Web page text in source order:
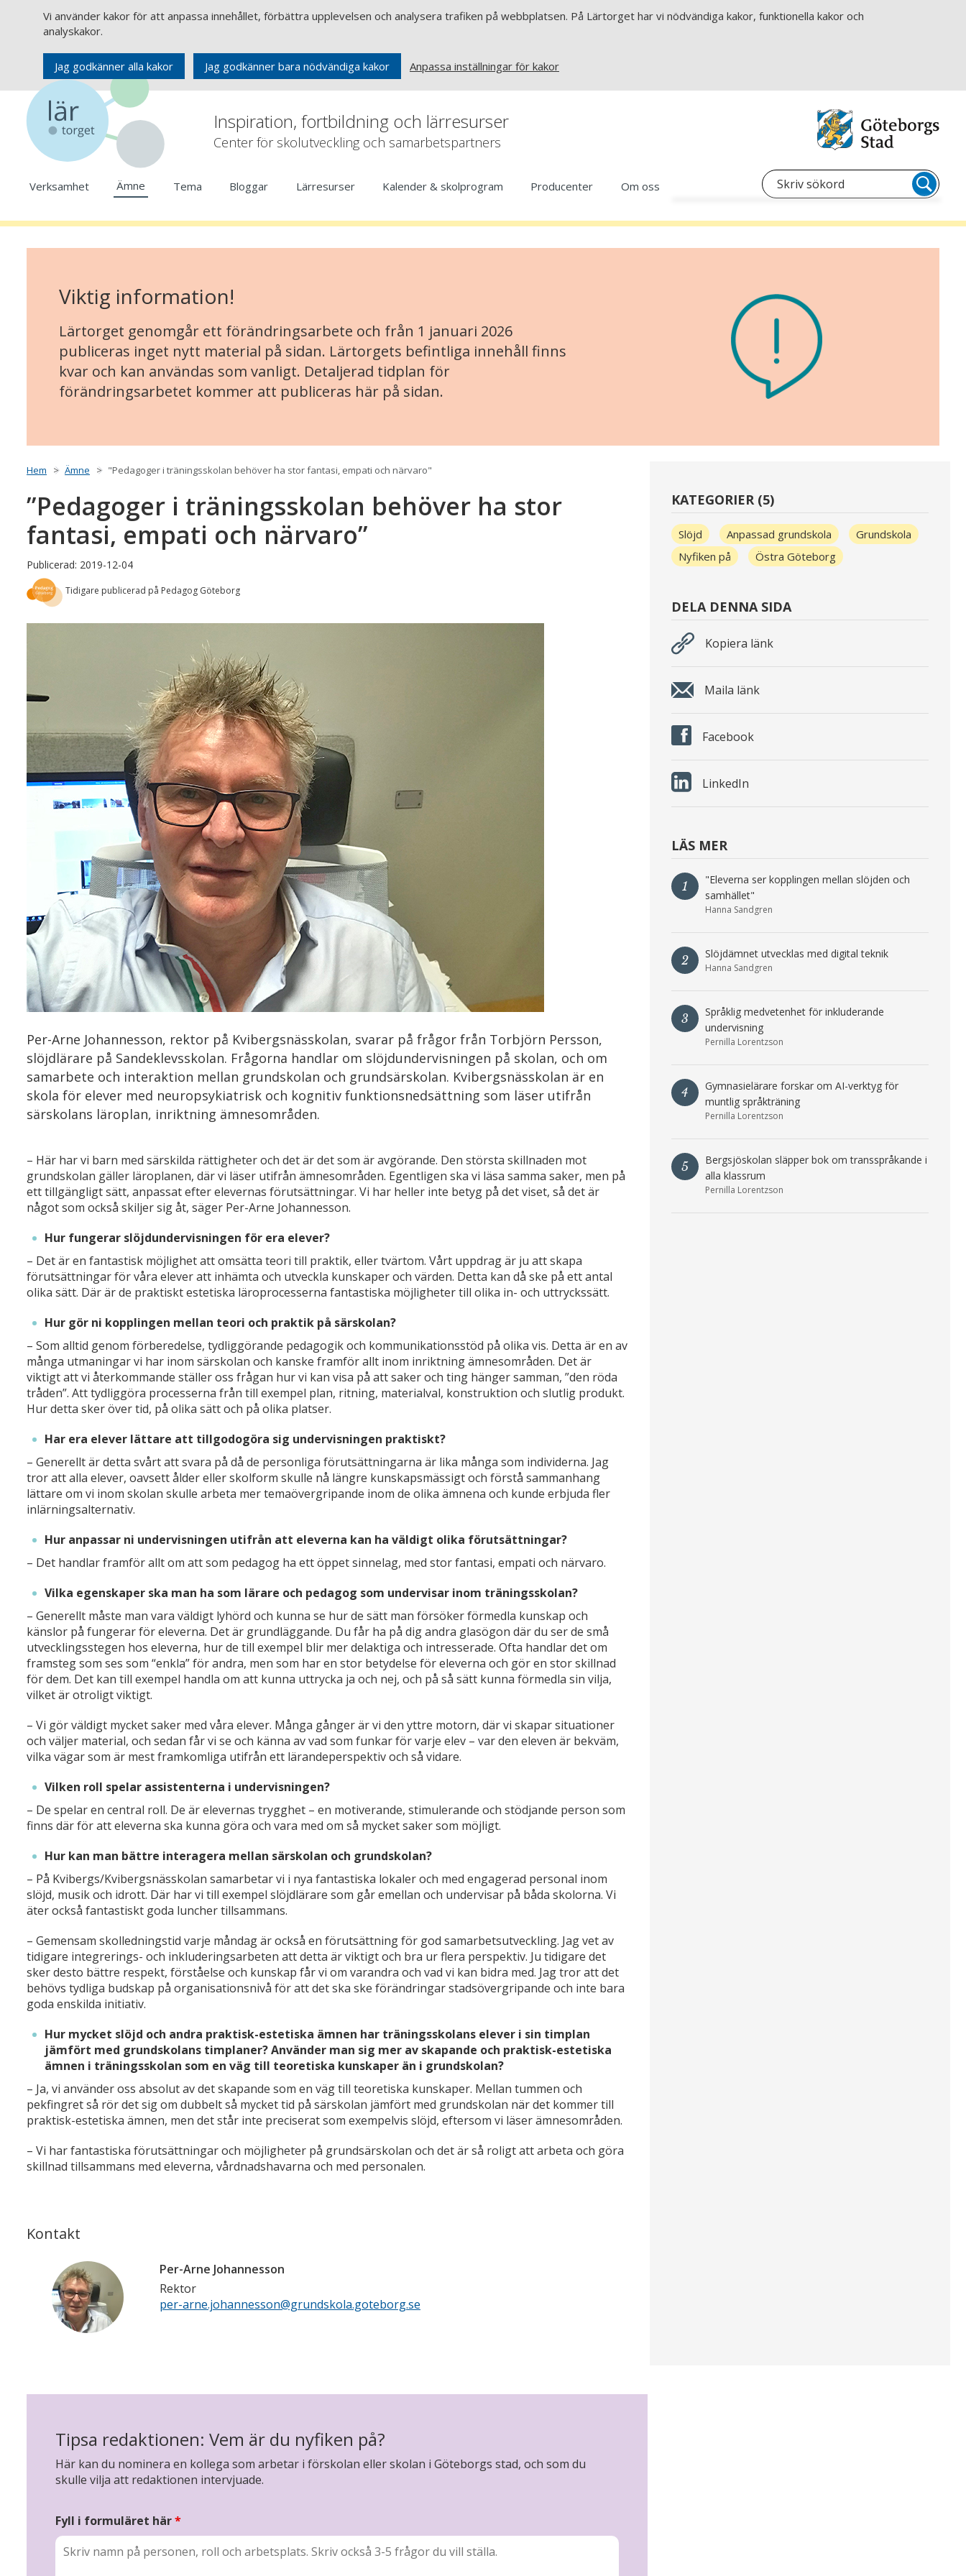
Vi använder kakor för att anpassa innehållet, förbättra upplevelsen och analysera trafiken på webbplatsen. På Lärtorget har vi nödvändiga kakor, funktionella kakor och
analyskakor.
Jag godkänner alla kakor Jag godkänner bara nödvändiga kakor Anpassa inställningar för kakor
Inspiration, fortbildning och lärresurser
Center för skolutveckling och samarbetspartners
Verksamhet Ämne Tema Bloggar Lärresurser Kalender & skolprogram Producenter Om oss
Viktig information!
Lärtorget genomgår ett förändringsarbete och från 1 januari 2026
publiceras inget nytt material på sidan. Lärtorgets befintliga innehåll finns
kvar och kan användas som vanligt. Detaljerad tidplan för
förändringsarbetet kommer att publiceras här på sidan.
Hem Ämne "Pedagoger i träningsskolan behöver ha stor fantasi, empati och närvaro"
”Pedagoger i träningsskolan behöver ha stor
fantasi, empati och närvaro”
Publicerad: 2019-12-04
Tidigare publicerad på Pedagog Göteborg
Per-Arne Johannesson, rektor på Kvibergsnässkolan, svarar på frågor från Torbjörn Persson,
slöjdlärare på Sandeklevsskolan. Frågorna handlar om slöjdundervisningen på skolan, och om
samarbete och interaktion mellan grundskolan och grundsärskolan. Kvibergsnässkolan är en
skola för elever med neuropsykiatrisk och kognitiv funktionsnedsättning som läser utifrån
särskolans läroplan, inriktning ämnesområden.
– Här har vi barn med särskilda rättigheter och det är det som är avgörande. Den största skillnaden mot
grundskolan gäller läroplanen, där vi läser utifrån ämnesområden. Egentligen ska vi läsa samma saker, men på
ett tillgängligt sätt, anpassat efter elevernas förutsättningar. Vi har heller inte betyg på det viset, så det är
något som också skiljer sig åt, säger Per-Arne Johannesson.
Hur fungerar slöjdundervisningen för era elever?
– Det är en fantastisk möjlighet att omsätta teori till praktik, eller tvärtom. Vårt uppdrag är ju att skapa
förutsättningar för våra elever att inhämta och utveckla kunskaper och värden. Detta kan då ske på ett antal
olika sätt. Där är de praktiskt estetiska läroprocesserna fantastiska möjligheter till olika in- och uttryckssätt.
Hur gör ni kopplingen mellan teori och praktik på särskolan?
– Som alltid genom förberedelse, tydliggörande pedagogik och kommunikationsstöd på olika vis. Detta är en av
många utmaningar vi har inom särskolan och kanske framför allt inom inriktning ämnesområden. Det är
viktigt att vi återkommande ställer oss frågan hur vi kan visa på att saker och ting hänger samman, ”den röda
tråden”. Att tydliggöra processerna från till exempel plan, ritning, materialval, konstruktion och slutlig produkt.
Hur detta sker över tid, på olika sätt och på olika platser.
Har era elever lättare att tillgodogöra sig undervisningen praktiskt?
– Generellt är detta svårt att svara på då de personliga förutsättningarna är lika många som individerna. Jag
tror att alla elever, oavsett ålder eller skolform skulle nå längre kunskapsmässigt och förstå sammanhang
lättare om vi inom skolan skulle arbeta mer temaövergripande inom de olika ämnena och kunde erbjuda fler
inlärningsalternativ.
Hur anpassar ni undervisningen utifrån att eleverna kan ha väldigt olika förutsättningar?
– Det handlar framför allt om att som pedagog ha ett öppet sinnelag, med stor fantasi, empati och närvaro.
Vilka egenskaper ska man ha som lärare och pedagog som undervisar inom träningsskolan?
– Generellt måste man vara väldigt lyhörd och kunna se hur de sätt man försöker förmedla kunskap och
känslor på fungerar för eleverna. Det är grundläggande. Du får ha på dig andra glasögon där du ser de små
utvecklingsstegen hos eleverna, hur de till exempel blir mer delaktiga och intresserade. Ofta handlar det om
framsteg som ses som “enkla” för andra, men som har en stor betydelse för eleverna och gör en stor skillnad
för dem. Det kan till exempel handla om att kunna uttrycka ja och nej, och på så sätt kunna förmedla sin vilja,
vilket är otroligt viktigt.
– Vi gör väldigt mycket saker med våra elever. Många gånger är vi den yttre motorn, där vi skapar situationer
och väljer material, och sedan får vi se och känna av vad som funkar för varje elev – var den eleven är bekväm,
vilka vägar som är mest framkomliga utifrån ett lärandeperspektiv och så vidare.
Vilken roll spelar assistenterna i undervisningen?
– De spelar en central roll. De är elevernas trygghet – en motiverande, stimulerande och stödjande person som
finns där för att eleverna ska kunna göra och vara med om så mycket saker som möjligt.
Hur kan man bättre interagera mellan särskolan och grundskolan?
– På Kvibergs/Kvibergsnässkolan samarbetar vi i nya fantastiska lokaler och med engagerad personal inom
slöjd, musik och idrott. Där har vi till exempel slöjdlärare som går emellan och undervisar på båda skolorna. Vi
äter också fantastiskt goda luncher tillsammans.
– Gemensam skolledningstid varje måndag är också en förutsättning för god samarbetsutveckling. Jag vet av
tidigare integrerings- och inkluderingsarbeten att detta är viktigt och bra ur flera perspektiv. Ju tidigare det
sker desto bättre respekt, förståelse och kunskap får vi om varandra och vad vi kan bidra med. Jag tror att det
behövs tydliga budskap på organisationsnivå för att det ska ske förändringar stadsövergripande och inte bara
goda enskilda initiativ.
Hur mycket slöjd och andra praktisk-estetiska ämnen har träningsskolans elever i sin timplan
jämfört med grundskolans timplaner? Använder man sig mer av skapande och praktisk-estetiska
ämnen i träningsskolan som en väg till teoretiska kunskaper än i grundskolan?
– Ja, vi använder oss absolut av det skapande som en väg till teoretiska kunskaper. Mellan tummen och
pekfingret så rör det sig om dubbelt så mycket tid på särskolan jämfört med grundskolan när det kommer till
praktisk-estetiska ämnen, men det står inte preciserat som exempelvis slöjd, eftersom vi läser ämnesområden.
– Vi har fantastiska förutsättningar och möjligheter på grundsärskolan och det är så roligt att arbeta och göra
skillnad tillsammans med eleverna, vårdnadshavarna och med personalen.
Kontakt
Per-Arne Johannesson
Rektor
per-arne.johannesson@grundskola.goteborg.se
KATEGORIER (5)
Slöjd Anpassad grundskola
Grundskola
Nyfiken på
Östra Göteborg
DELA DENNA SIDA
Kopiera länk
Maila länk
Facebook
LinkedIn
LÄS MER
1
"Eleverna ser kopplingen mellan slöjden och
samhället"
Hanna Sandgren
2 Slöjdämnet utvecklas med digital teknik
Hanna Sandgren
3
Språklig medvetenhet för inkluderande
undervisning
Pernilla Lorentzson
4
Gymnasielärare forskar om AI-verktyg för
muntlig språkträning
Pernilla Lorentzson
5
Bergsjöskolan släpper bok om transspråkande i
alla klassrum
Pernilla Lorentzson
Tipsa redaktionen: Vem är du nyfiken på?
Här kan du nominera en kollega som arbetar i förskolan eller skolan i Göteborgs stad, och som du
skulle vilja att redaktionen intervjuade.
Fyll i formuläret här*